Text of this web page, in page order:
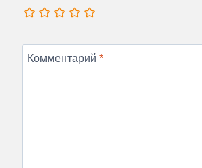
Комментарий *